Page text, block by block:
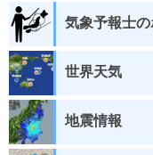
気象予報士
世界天気
地震情報